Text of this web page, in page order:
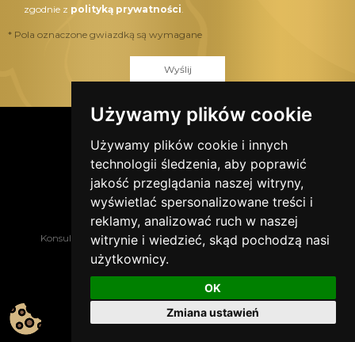
Używamy plików cookie
Używamy plików cookie i innych
technologii śledzenia, aby poprawić
jakość przeglądania naszej witryny,
wyświetlać spersonalizowane treści i
reklamy, analizować ruch w naszej
witrynie i wiedzieć, skąd pochodzą nasi
użytkownicy.
OK
Zmiana ustawień
zgodnie z polityką prywatności
* Pola oznaczone gwiazdką są wymagane
Wyślij
Znajdź nas w social media
Konsultacja Proces Zespół
Zasady współpracy
Strefa wiedzy
Orzekanie o nieważności małżeństwa - etapy
2019 © Salomon Adwokaci Kościelni